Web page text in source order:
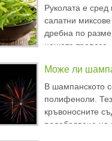
остават мокри,
Руколата е
салатни
дребна по
нашата
теглото, защото
има само 25
Може ли
кръвно
В шампанското
полифеноли.
кръвоносните
подобряване на